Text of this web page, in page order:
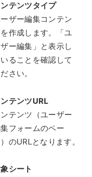
テンツタイプ
ザー編集コンテン
作成します。「ユ
ー編集」と表示し
ることを確認して
さい。
テンツURL
テンツ（ユーザー
フォームのペー
のURLとなります。
シート